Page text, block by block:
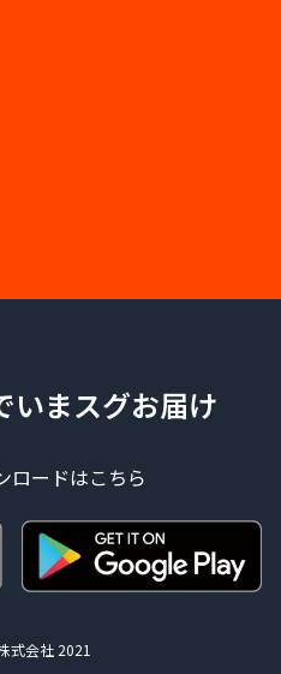
いまスグお届け
ロードはこちら
式会社 2021